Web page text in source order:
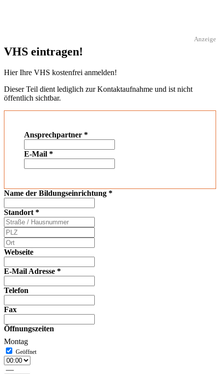
Anzeige
VHS eintragen!
Hier Ihre VHS kostenfrei anmelden!
Dieser Teil dient lediglich zur Kontaktaufnahme und ist nicht
öffentlich sichtbar.
Ansprechpartner *
E-Mail *
Name der Bildungseinrichtung *
Standort *
Webseite
E-Mail Adresse *
Telefon
Fax
Öffnungszeiten
Montag
—